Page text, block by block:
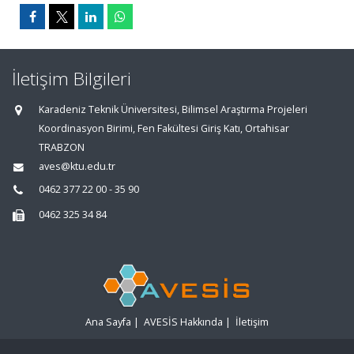
İletişim Bilgileri
Karadeniz Teknik Üniversitesi, Bilimsel Araştırma Projeleri
Koordinasyon Birimi, Fen Fakültesi Giriş Katı, Ortahisar
TRABZON
aves@ktu.edu.tr
0462 377 22 00 - 35 90
0462 325 34 84
Ana Sayfa | AVESİS Hakkında | İletişim